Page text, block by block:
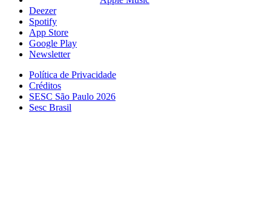
Deezer
Spotify
App Store
Google Play
Newsletter
Política de Privacidade
Créditos
SESC São Paulo 2026
Sesc Brasil